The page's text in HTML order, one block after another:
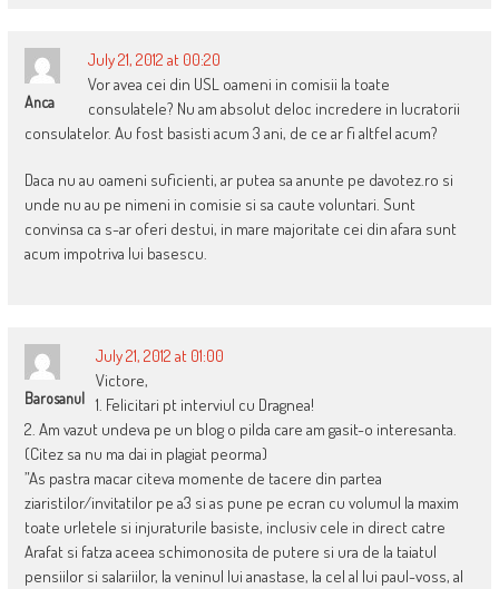
Anca
July 21, 2012 at 00:20
Vor avea cei din USL oameni in comisii la toate
consulatele? Nu am absolut deloc incredere in lucratorii
consulatelor. Au fost basisti acum 3 ani, de ce ar fi altfel acum?
Daca nu au oameni suficienti, ar putea sa anunte pe davotez.ro si
unde nu au pe nimeni in comisie si sa caute voluntari. Sunt
convinsa ca s-ar oferi destui, in mare majoritate cei din afara sunt
acum impotriva lui basescu.
Barosanul
July 21, 2012 at 01:00
Victore,
1. Felicitari pt interviul cu Dragnea!
2. Am vazut undeva pe un blog o pilda care am gasit-o interesanta.
(Citez sa nu ma dai in plagiat peorma)
”As pastra macar citeva momente de tacere din partea
ziaristilor/invitatilor pe a3 si as pune pe ecran cu volumul la maxim
toate urletele si injuraturile basiste, inclusiv cele in direct catre
Arafat si fatza aceea schimonosita de putere si ura de la taiatul
pensiilor si salariilor, la veninul lui anastase, la cel al lui paul-voss, al